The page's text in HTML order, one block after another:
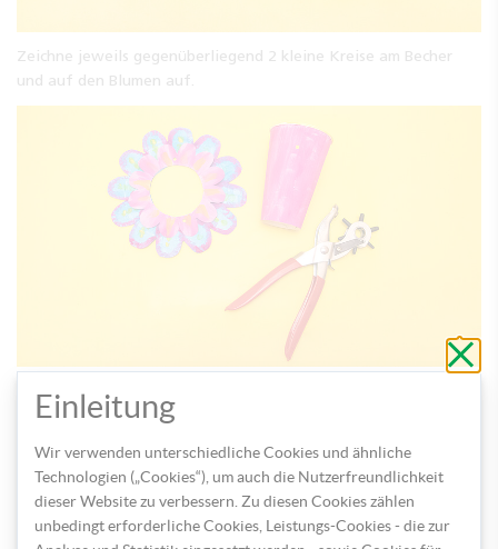
Zeichne jeweils gegenüberliegend 2 kleine Kreise am Becher
und auf den Blumen auf.
Lege die kleine Blume auf die große und stanze die Kreise mit
der Lochzange aus.
ohne
zu
Einleitung
Wir verwenden unterschiedliche Cookies und ähnliche
Technologien („Cookies“), um auch die Nutzerfreundlichkeit
dieser Website zu verbessern. Zu diesen Cookies zählen
unbedingt erforderliche Cookies, Leistungs-Cookies - die zur